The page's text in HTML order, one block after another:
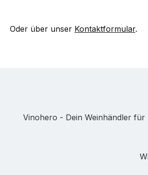
Oder über unser Kontaktformular.
Vinohero - Dein Weinhändler für